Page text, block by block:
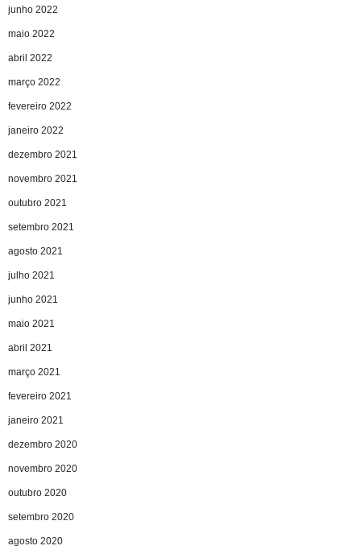
junho 2022
maio 2022
abril 2022
março 2022
fevereiro 2022
janeiro 2022
dezembro 2021
novembro 2021
outubro 2021
setembro 2021
agosto 2021
julho 2021
junho 2021
maio 2021
abril 2021
março 2021
fevereiro 2021
janeiro 2021
dezembro 2020
novembro 2020
outubro 2020
setembro 2020
agosto 2020